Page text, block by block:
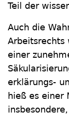
Teil der
Auch die
Arbeitsrechts
einer
erklärungs-
hieß es einer